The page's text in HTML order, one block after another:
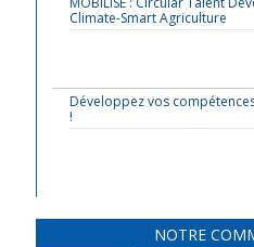
Climate-Smart Agriculture
Développez vos
!
NOTRE